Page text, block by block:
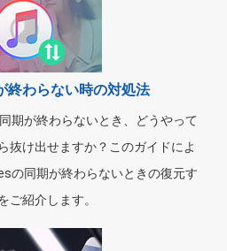
終わらない時の対処法
期が終わらないとき、どうやって
抜け出せますか？このガイドによ
の同期が終わらないときの復元す
ご紹介します。